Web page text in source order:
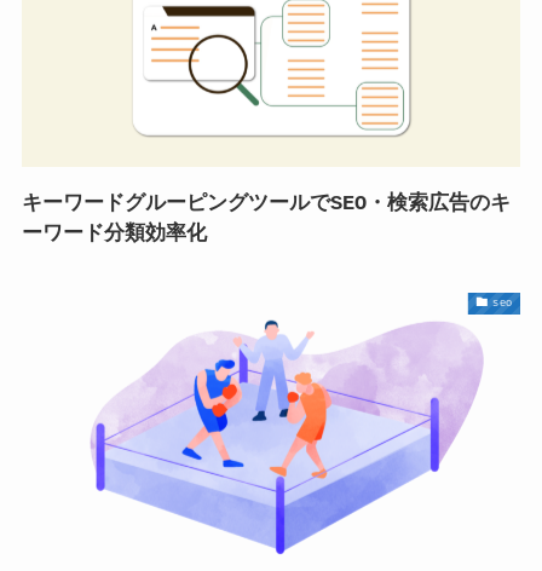
キーワードグルーピングツールでSEO・検索広告のキ
ーワード分類効率化
seo